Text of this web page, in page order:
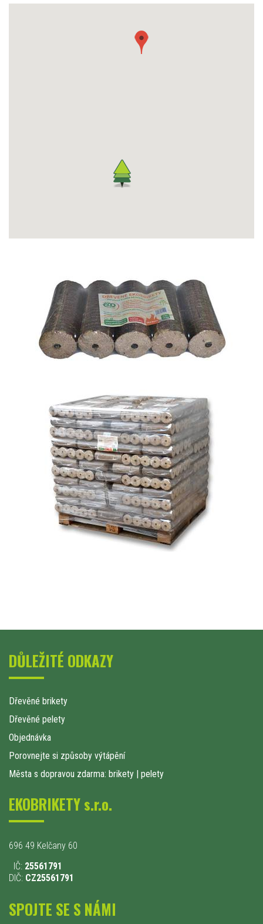
DŮLEŽITÉ ODKAZY
Dřevěné brikety
Dřevěné pelety
Objednávka
Porovnejte si způsoby výtápění
Města s dopravou zdarma: brikety | pelety
EKOBRIKETY s.r.o.
696 49 Kelčany 60
IČ: 25561791
DIČ: CZ25561791
SPOJTE SE S NÁMI